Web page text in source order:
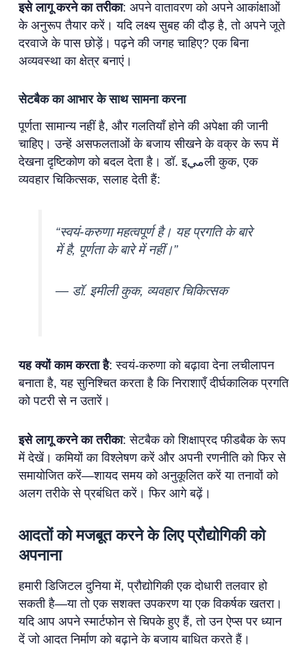
इसे लागू करने का तरीका: अपने वातावरण को अपने आकांक्षाओं
के अनुरूप तैयार करें। यदि लक्ष्य सुबह की दौड़ है, तो अपने जूते
दरवाजे के पास छोड़ें। पढ़ने की जगह चाहिए? एक बिना
अव्यवस्था का क्षेत्र बनाएं।
सेटबैक का आभार के साथ सामना करना
पूर्णता सामान्य नहीं है, और गलतियाँ होने की अपेक्षा की जानी
चाहिए। उन्हें असफलताओं के बजाय सीखने के वक्र के रूप में
देखना दृष्टिकोण को बदल देता है। डॉ. इميली कुक, एक
व्यवहार चिकित्सक, सलाह देती हैं:
“स्वयं-करुणा महत्वपूर्ण है। यह प्रगति के बारे
में है, पूर्णता के बारे में नहीं।”
— डॉ. इमीली कुक, व्यवहार चिकित्सक
यह क्यों काम करता है: स्वयं-करुणा को बढ़ावा देना लचीलापन
बनाता है, यह सुनिश्चित करता है कि निराशाएँ दीर्घकालिक प्रगति
को पटरी से न उतारें।
इसे लागू करने का तरीका: सेटबैक को शिक्षाप्रद फीडबैक के रूप
में देखें। कमियों का विश्लेषण करें और अपनी रणनीति को फिर से
समायोजित करें—शायद समय को अनुकूलित करें या तनावों को
अलग तरीके से प्रबंधित करें। फिर आगे बढ़ें।
आदतों को मजबूत करने के लिए प्रौद्योगिकी को
अपनाना
हमारी डिजिटल दुनिया में, प्रौद्योगिकी एक दोधारी तलवार हो
सकती है—या तो एक सशक्त उपकरण या एक विकर्षक खतरा।
यदि आप अपने स्मार्टफोन से चिपके हुए हैं, तो उन ऐप्स पर ध्यान
दें जो आदत निर्माण को बढ़ाने के बजाय बाधित करते हैं।